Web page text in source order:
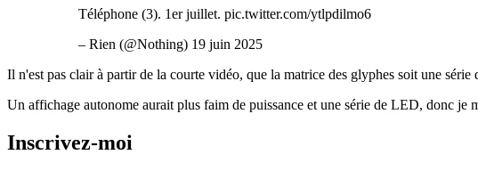
Téléphone (3). 1er juillet. pic.twitter.com/ytlpdilmo6
– Rien (@Nothing) 19 juin 2025
Il n'est pas clair à partir de la courte vidéo, que la matrice des glyphes soit une
Un affichage autonome aurait plus faim de puissance et une série de LED, donc je
Inscrivez-moi